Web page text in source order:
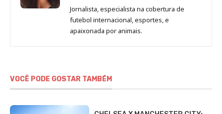
de
Beatriz
Fabbri
Jornalista, especialista na cobertura de
futebol internacional, esportes, e
apaixonada por animais.
VOCÊ PODE GOSTAR TAMBÉM